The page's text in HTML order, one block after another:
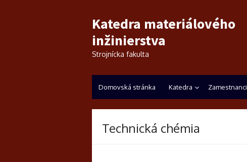
Katedra materiálového
inžinierstva
Strojnícka fakulta
Domovská stránka Katedra Zamestnanci
Technická chémia